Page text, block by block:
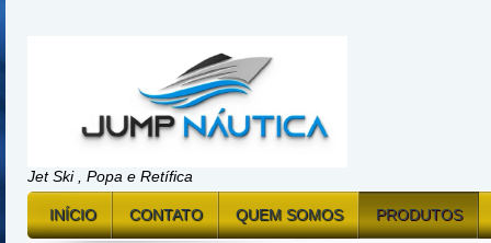
Jet Ski , Popa e Retífica
INÍCIO CONTATO QUEM SOMOS PRODUTOS